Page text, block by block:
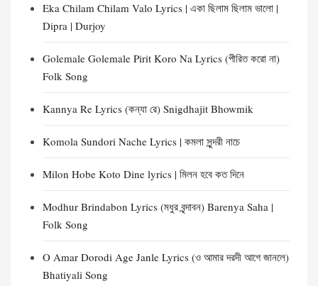
Eka Chilam Chilam Valo Lyrics | একা ছিলাম ছিলাম ভালো |
Dipra | Durjoy
Golemale Golemale Pirit Koro Na Lyrics (পীরিত করো না)
Folk Song
Kannya Re Lyrics (কন্যা রে) Snigdhajit Bhowmik
Komola Sundori Nache Lyrics | কমলা সুন্দরী নাচে
Milon Hobe Koto Dine lyrics | মিলন হবে কত দিনে
Modhur Brindabon Lyrics (মধুর বৃন্দাবন) Barenya Saha |
Folk Song
O Amar Dorodi Age Janle Lyrics (ও আমার দরদী আগে জানলে)
Bhatiyali Song